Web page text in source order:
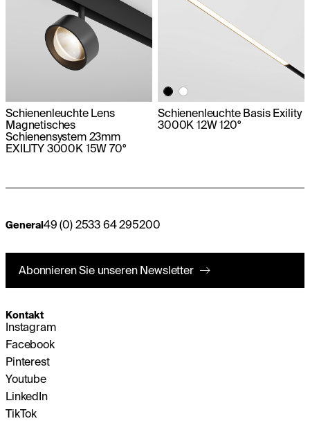
Schienenleuchte Lens
Magnetisches
Schienensystem 23mm
EXILITY 3000K 15W 70°
Schienenleuchte Basis Exility
3000K 12W 120°
General49 (0) 2533 64 295200
Abonnieren Sie unseren Newsletter
Kontakt
Instagram
Facebook
Pinterest
Youtube
LinkedIn
TikTok